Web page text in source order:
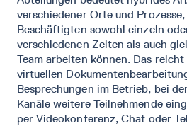
verschiedener Orte und
Beschäftigten sowohl einzeln
verschiedenen Zeiten als auch
Team arbeiten können. Das
virtuellen
Besprechungen im Betrieb, bei
Kanäle weitere Teilnehmende
per Videokonferenz, Chat oder